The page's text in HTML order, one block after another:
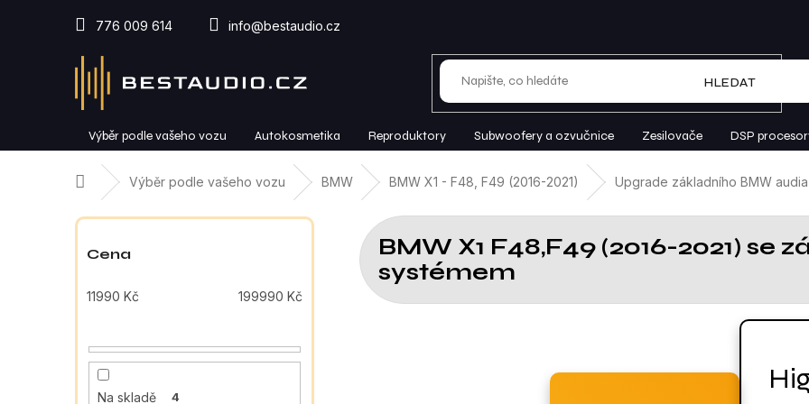
776 009 614 info@bestaudio.cz
HLEDAT
Výběr podle vašeho vozu Autokosmetika Reproduktory Subwoofery a ozvučnice Zesilovače DSP
Domů Výběr podle vašeho vozu BMW BMW X1 - F48, F49 (2016-2021) Upgrade základního BMW audia
o
Cena
11990 Kč 199990 Kč
Na skladě 4
BMW X1 F48,F49 (2016-2021) se
systémem